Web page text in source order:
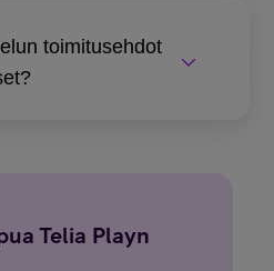
toimitusehdot
Telia Playn